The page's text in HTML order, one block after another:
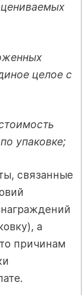
целое с
упаковке;
связанные
а
причинам